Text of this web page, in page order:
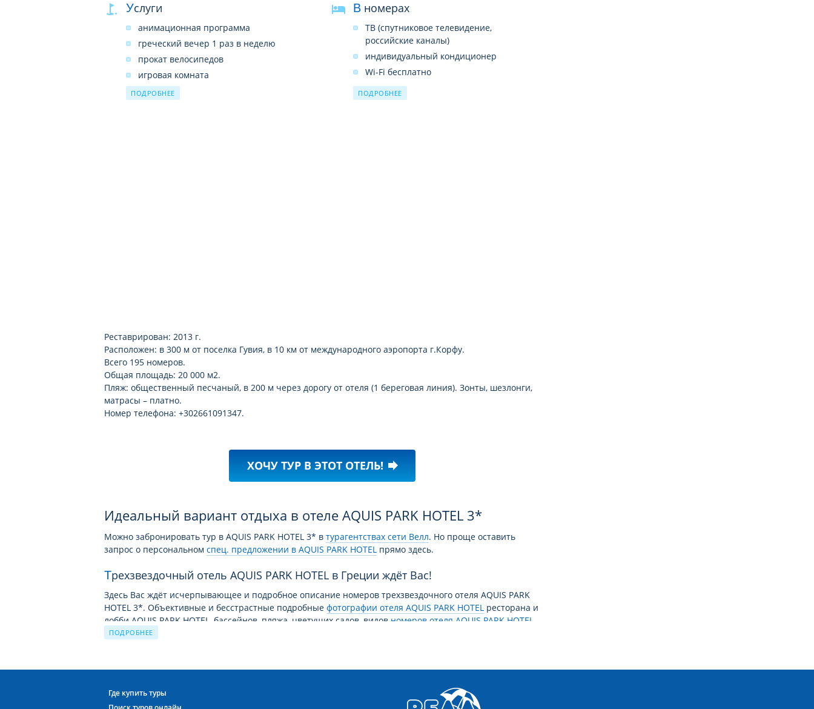
прачечная (платно)
парковка
конференц-зал
интернет-уголок (платно)
прокат автомобилей
сувенирный магазин
мини-маркет
Услуги
анимационная программа
греческий вечер 1 раз в неделю
прокат велосипедов
игровая комната
настольный теннис
ПОДРОБНЕЕ
В номерах
ТВ (спутниковое телевидение,
российские каналы)
индивидуальный кондиционер
Wi-Fi бесплатно
сейф (платно)
холодильник
ПОДРОБНЕЕ
Реставрирован: 2013 г.
Расположен: в 300 м от поселка Гувия, в 10 км от международного аэропорта г.Корфу.
Всего 195 номеров.
Общая площадь: 20 000 м2.
Пляж: общественный песчаный, в 200 м через дорогу от отеля (1 береговая линия). Зонты, шезлонги,
матрасы – платно.
Номер телефона: +302661091347.
ХОЧУ ТУР В ЭТОТ ОТЕЛЬ! forward
Идеальный вариант отдыха в отеле AQUIS PARK HOTEL 3*
Можно забронировать тур в AQUIS PARK HOTEL 3* в турагентствах сети Велл. Но проще оставить
запрос о персональном спец. предложении в AQUIS PARK HOTEL прямо здесь.
Трехзвездочный отель AQUIS PARK HOTEL в Греции ждёт Вас!
Здесь Вас ждёт исчерпывающее и подробное описание номеров трехзвездочного отеля AQUIS PARK
HOTEL 3*. Объективные и бесстрастные подробные фотографии отеля AQUIS PARK HOTEL ресторана и
лобби AQUIS PARK HOTEL, бассейнов, пляжа, цветущих садов, видов номеров отеля AQUIS PARK HOTEL
и главного здания отеля с разных ракурсов помогут Вам с уверенно выбрать лучший вариант
волн и запахом солёного ветра, ведь отель расположен почти у самого пляжа на первой линии от
экономичный отдых, но при этом стремящихся сохранить комфорт и качество. Уютные гостиницы,
ПОДРОБНЕЕ
Где купить туры